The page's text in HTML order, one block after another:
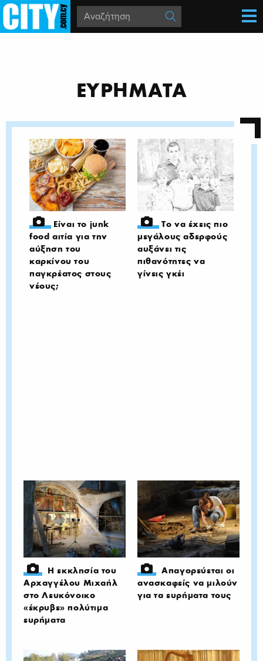
ΕΥΡΗΜΑΤΑ
Είναι το junk
food αιτία για την
αύξηση του
καρκίνου του
παγκρέατος στους
νέους;
Το να έχεις πιο
μεγάλους αδερφούς
αυξάνει τις
πιθανότητες να
γίνεις γκέι
Η εκκλησία του
Αρχαγγέλου Μιχαήλ
στο Λευκόνοικο
«έκρυβε» πολύτιμα
ευρήματα
Απαγορεύεται οι
ανασκαφείς να μιλούν
για τα ευρήματα τους